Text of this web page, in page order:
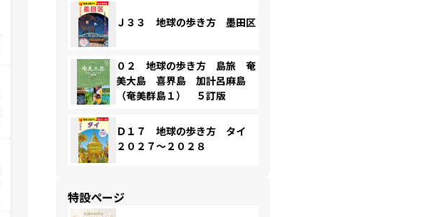
Ｊ３３ 地球の歩き方 墨田区
０２ 地球の歩き方 島旅 奄
美大島 喜界島 加計呂麻島
（奄美群島１） ５訂版
Ｄ１７ 地球の歩き方 タイ
２０２７～２０２８
特設ページ